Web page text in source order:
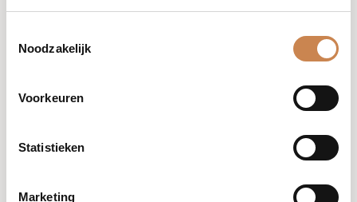
Noodzakelijk
Voorkeuren
Statistieken
Marketing
Hoe herstel je beschadigd haar na de zomer?
door zon, zout water, chloor en andere
omgevingsfactoren. Gelukkig zijn er effectieve manieren
gezond te maken.